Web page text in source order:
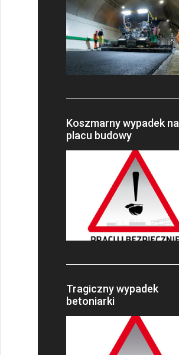
Koszmarny wypadek na
placu budowy
Tragiczny wypadek
betoniarki